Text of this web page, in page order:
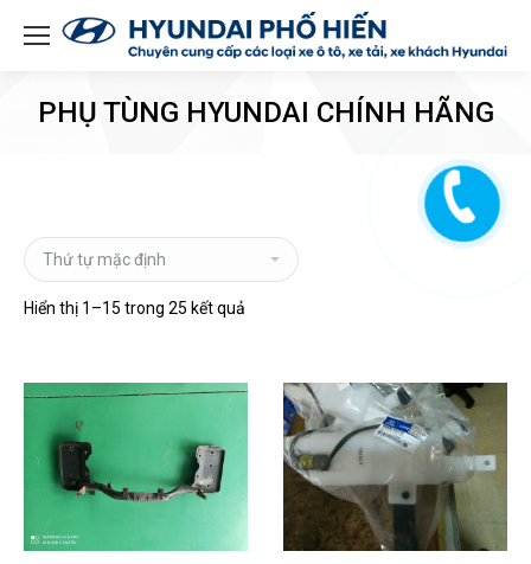
PHỤ TÙNG HYUNDAI CHÍNH HÃNG
Hiển thị 1–15 trong 25 kết quả